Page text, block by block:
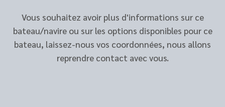
Vous souhaitez avoir plus d'informations sur ce
bateau/navire ou sur les options disponibles pour ce
bateau, laissez-nous vos coordonnées, nous allons
reprendre contact avec vous.